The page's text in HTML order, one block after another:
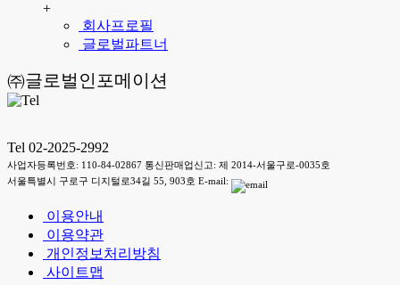
+
회사프로필
글로벌파트너
㈜글로벌인포메이션
Tel 02-2025-2992
사업자등록번호: 110-84-02867 통신판매업신고: 제 2014-서울구로-0035호
서울특별시 구로구 디지털로34길 55, 903호 E-mail:
이용안내
이용약관
개인정보처리방침
사이트맵